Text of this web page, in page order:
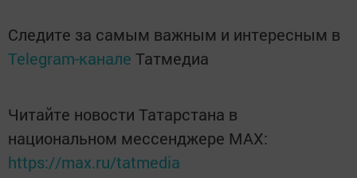
Следите за самым важным и интересным в
Telegram-канале Татмедиа
Читайте новости Татарстана в
национальном мессенджере MАХ:
https://max.ru/tatmedia